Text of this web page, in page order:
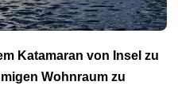
Katamaran von Insel zu
Wohnraum zu